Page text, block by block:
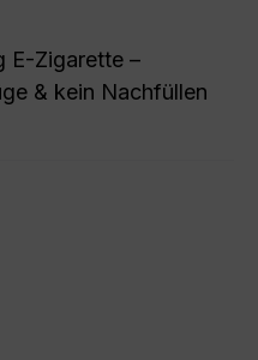
E-Zigarette –
& kein Nachfüllen